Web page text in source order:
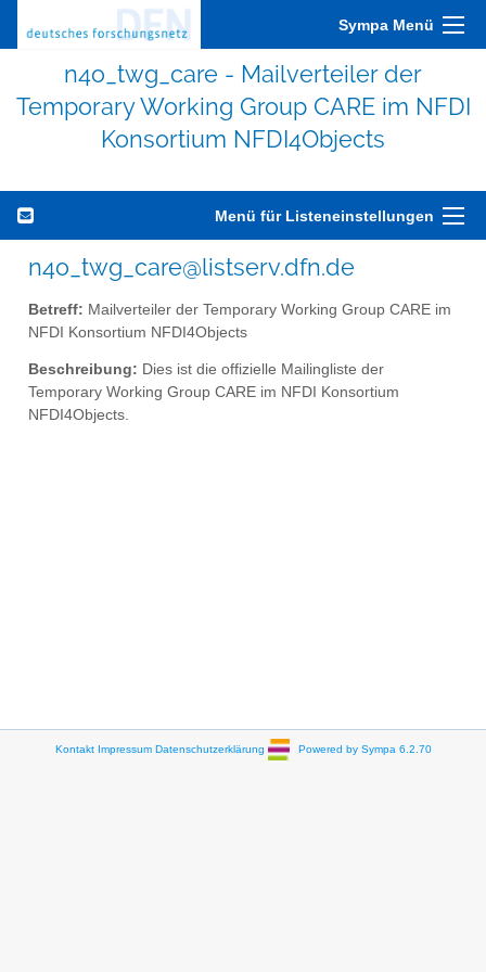
Sympa Menü
n4o_twg_care - Mailverteiler der
Temporary Working Group CARE im NFDI
Konsortium NFDI4Objects
Menü für Listeneinstellungen
n4o_twg_care@listserv.dfn.de
Betreff: Mailverteiler der Temporary Working Group CARE im
NFDI Konsortium NFDI4Objects
Beschreibung: Dies ist die offizielle Mailingliste der
Temporary Working Group CARE im NFDI Konsortium
NFDI4Objects.
Kontakt Impressum Datenschutzerklärung Powered by Sympa 6.2.70